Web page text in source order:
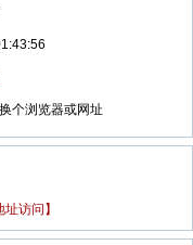
个浏览器或网址
访问】